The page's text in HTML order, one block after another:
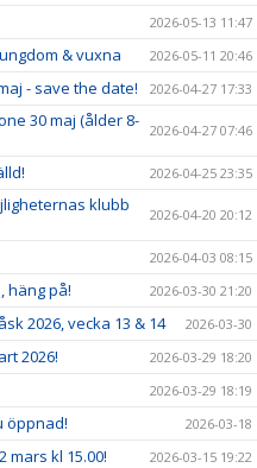
2026-05-13 11:47
& vuxna 2026-05-11 20:46
- save the date! 2026-04-27 17:33
30 maj (ålder 8- 2026-04-27 07:46
2026-04-25 23:35
klubb
2026-04-20 20:12
2026-04-03 08:15
häng på! 2026-03-30 21:20
2026, vecka 13 & 14 2026-03-30
2026! 2026-03-29 18:20
2026-03-29 18:19
öppnad! 2026-03-18
kl 15.00! 2026-03-15 19:22